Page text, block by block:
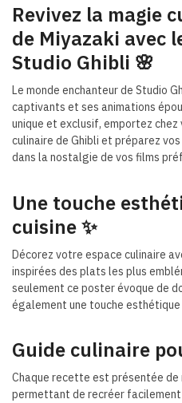
Revivez la magie
de Miyazaki avec
Studio Ghibli 🌸
Le monde enchanteur de Studio
captivants et ses animations
unique et exclusif, emportez
culinaire de Ghibli et préparez
dans la nostalgie de vos films
Une touche
cuisine ✨
Décorez votre espace culinaire
inspirées des plats les plus
seulement ce poster évoque de
également une touche
Guide culinaire
Chaque recette est présentée de
permettant de recréer facilement